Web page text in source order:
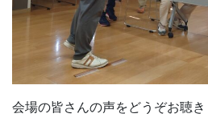
会場の皆さんの声をどうぞお聴き